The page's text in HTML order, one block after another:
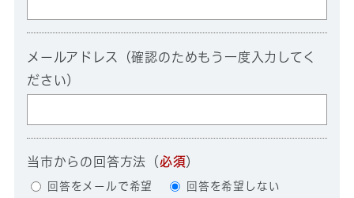
メールアドレス（確認のためもう一度入力してく
ださい）
当市からの回答方法 （必須）
回答をメールで希望 回答を希望しない